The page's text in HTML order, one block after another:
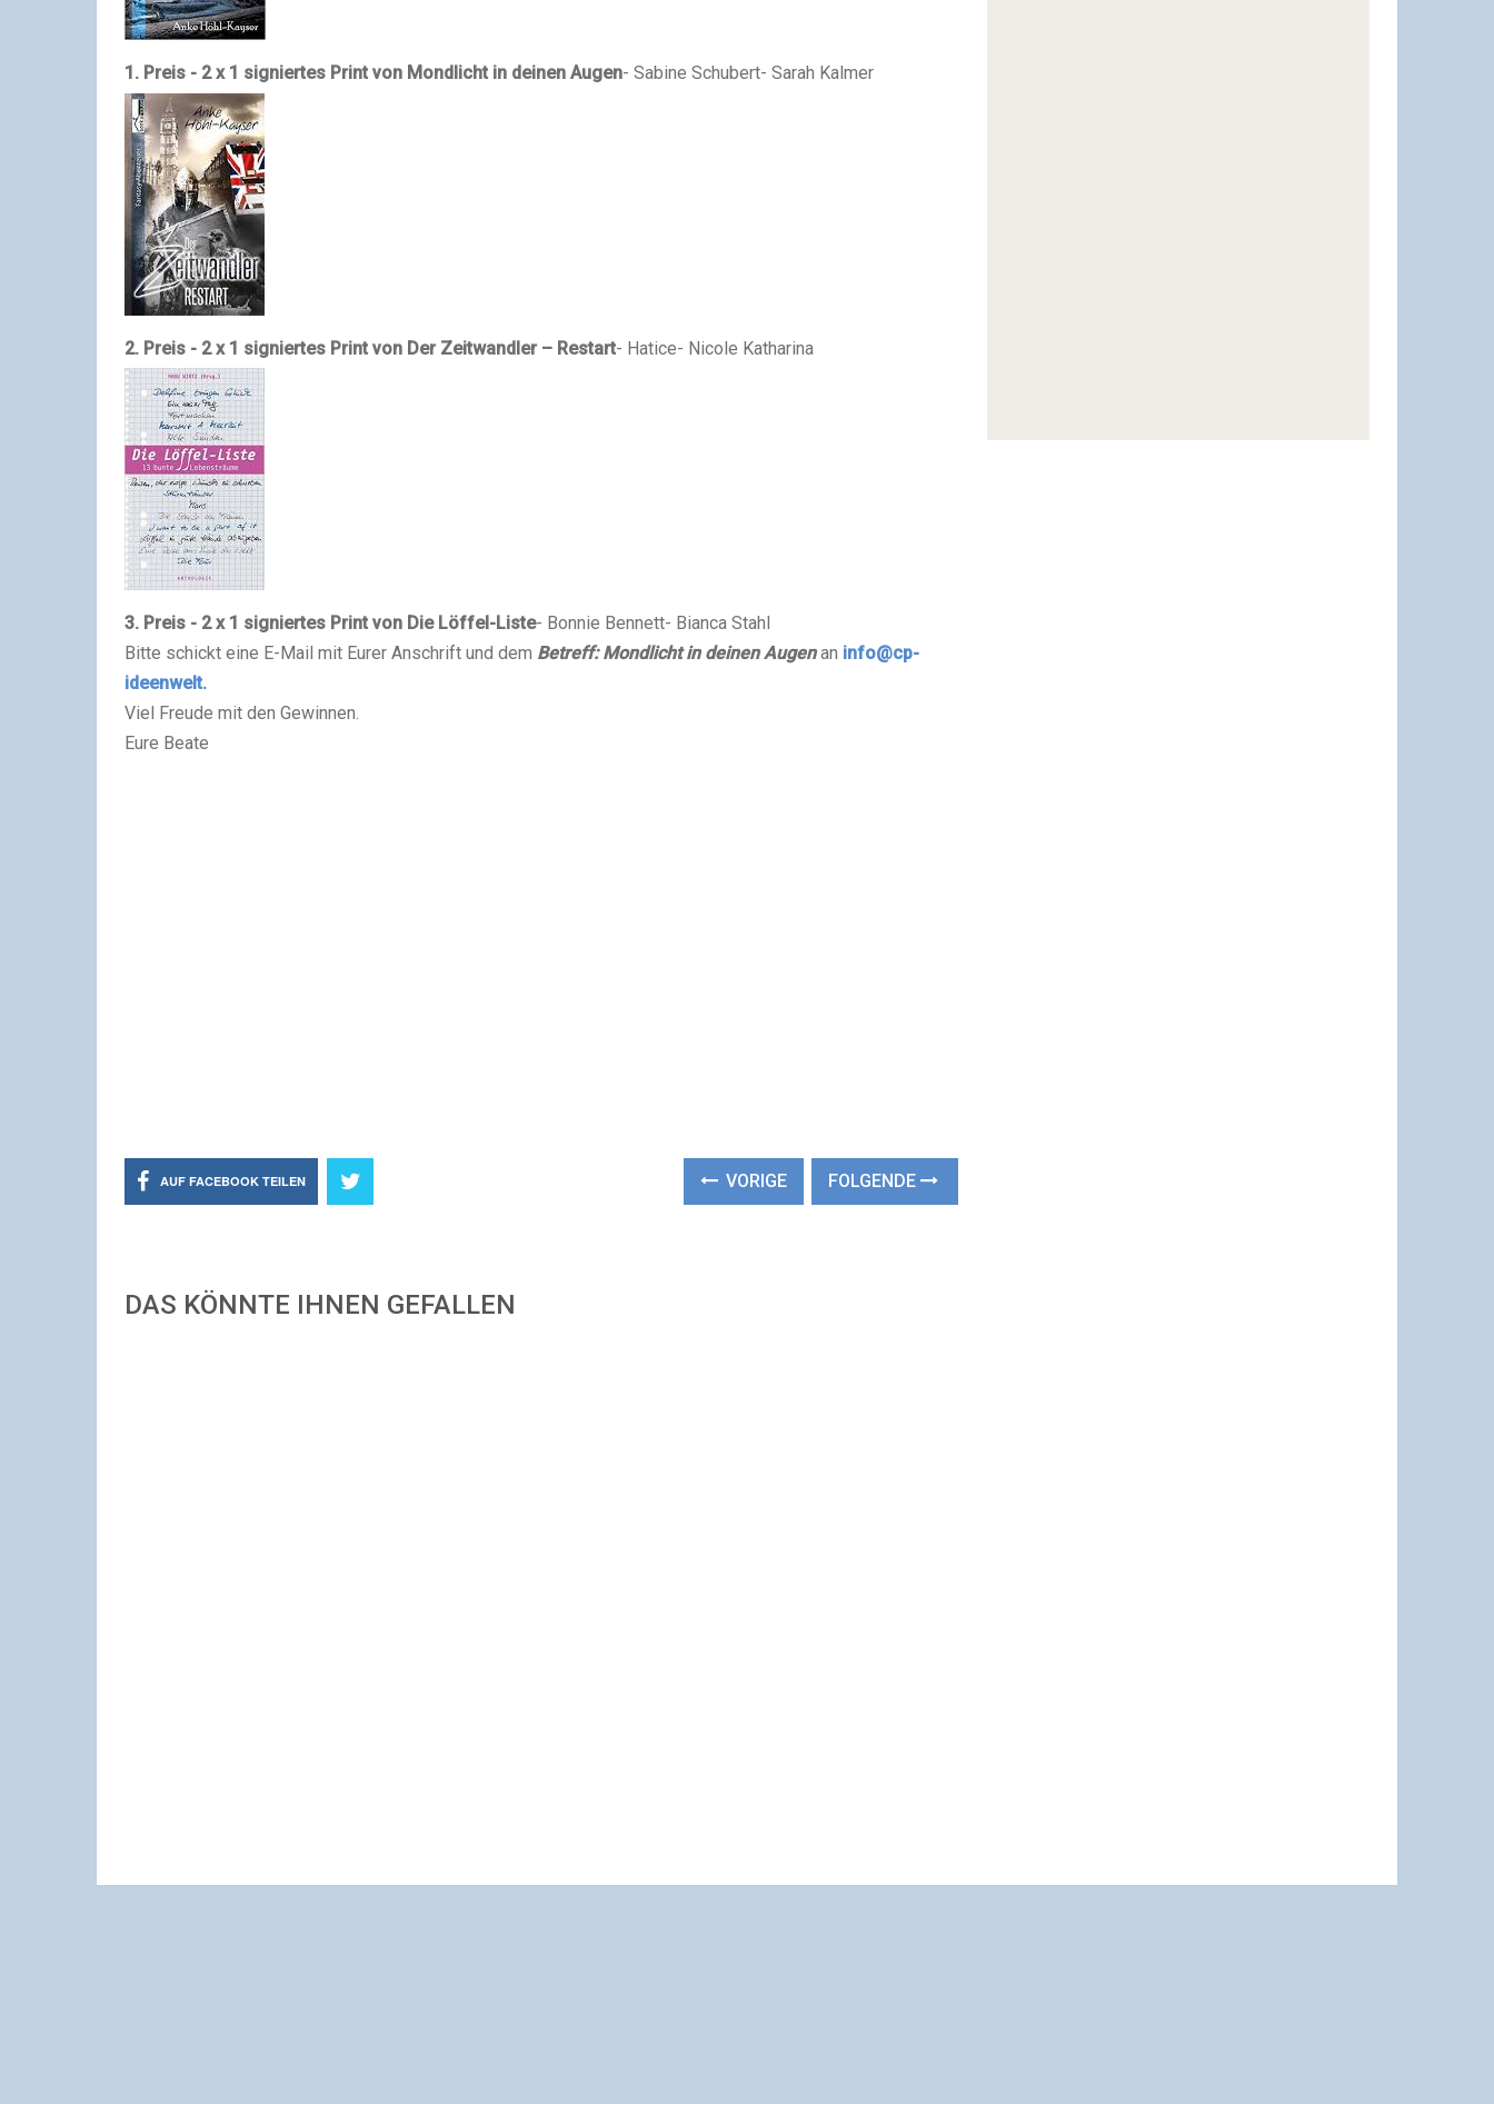
1. Preis - 2 x 1 signiertes Print von Mondlicht in deinen Augen- Sabine Schubert- Sarah Kalmer
2. Preis - 2 x 1 signiertes Print von Der Zeitwandler – Restart- Hatice- Nicole Katharina
3. Preis - 2 x 1 signiertes Print von Die Löffel-Liste- Bonnie Bennett- Bianca Stahl
Bitte schickt eine E-Mail mit Eurer Anschrift und dem Betreff: Mondlicht in deinen Augenan info@cp-
ideenwelt.
Viel Freude mit den Gewinnen.
Eure Beate
AUF FACEBOOK TEILEN VORIGE FOLGENDE
DAS KÖNNTE IHNEN GEFALLEN